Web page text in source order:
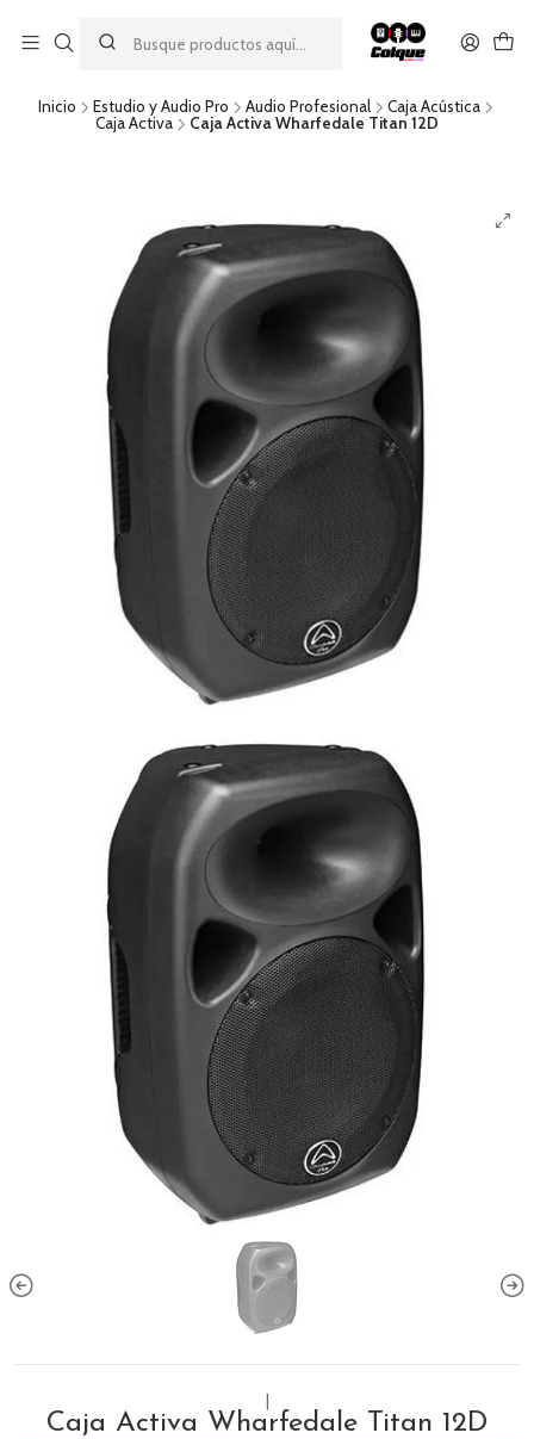
descuento por pago con transferencia bancaria
por una compra mínima de $49.990. Este descuento no es
acumulable a otras promociones ni aplicable a gastos de envío.
Inicio Estudio y Audio Pro Audio Profesional
Caja Acústica
Caja Activa
Caja Activa Wharfedale Titan 12D
Caja Activa Wharfedale Titan 12D